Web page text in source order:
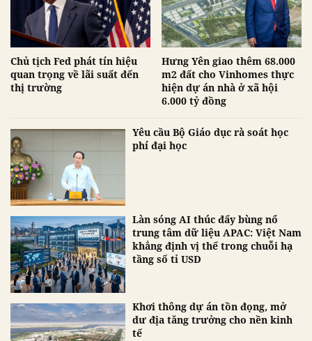
Chủ tịch Fed phát tín hiệu
quan trọng về lãi suất đến
thị trường
Hưng Yên giao thêm 68.000
m2 đất cho Vinhomes thực
hiện dự án nhà ở xã hội
6.000 tỷ đồng
Yêu cầu Bộ Giáo dục rà soát học
phí đại học
Làn sóng AI thúc đẩy bùng nổ
trung tâm dữ liệu APAC: Việt Nam
khẳng định vị thế trong chuỗi hạ
tầng số tỉ USD
Khơi thông dự án tồn đọng, mở
dư địa tăng trưởng cho nền kinh
tế